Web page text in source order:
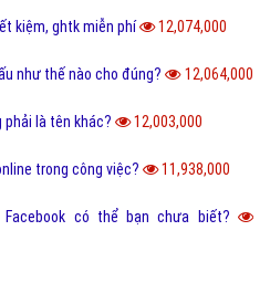
kiệm, ghtk miễn phí 12,074,000
như thế nào cho đúng? 12,064,000
phải là tên khác? 12,003,000
trong công việc? 11,938,000
có thể bạn chưa biết?